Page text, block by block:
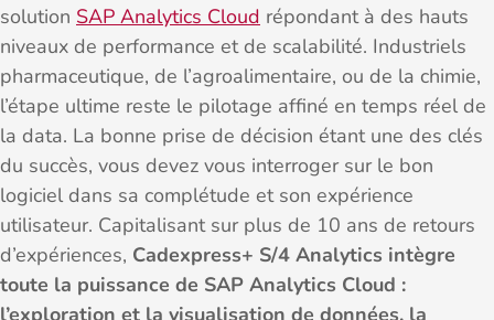
solution SAP Analytics Cloud répondant à des hauts
niveaux de performance et de scalabilité. Industriels
pharmaceutique, de l’agroalimentaire, ou de la chimie,
l’étape ultime reste le pilotage affiné en temps réel de
la data. La bonne prise de décision étant une des clés
du succès, vous devez vous interroger sur le bon
logiciel dans sa complétude et son expérience
utilisateur. Capitalisant sur plus de 10 ans de retours
d’expériences, Cadexpress+ S/4 Analytics intègre
toute la puissance de SAP Analytics Cloud :
l’exploration et la visualisation de données, la